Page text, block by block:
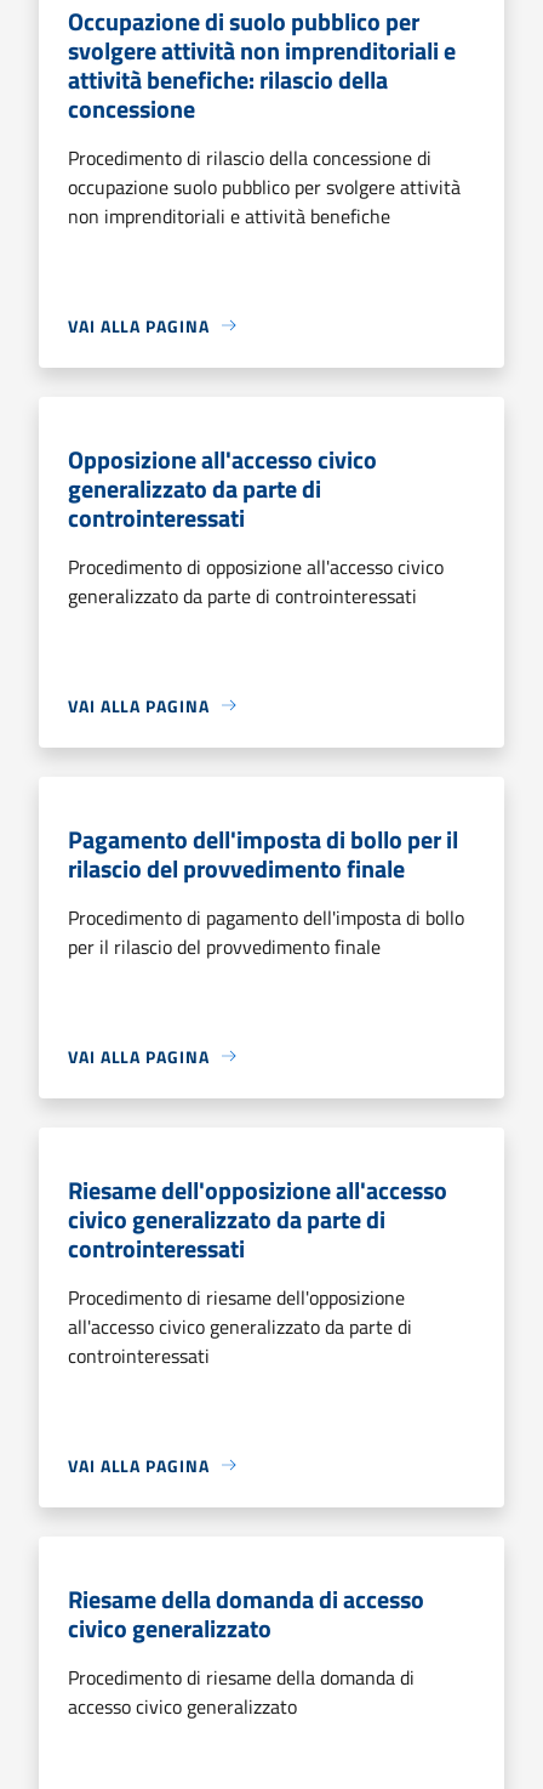
Occupazione di suolo pubblico per
svolgere attività non imprenditoriali e
attività benefiche: rilascio della
concessione
Procedimento di rilascio della concessione di
occupazione suolo pubblico per svolgere attività
non imprenditoriali e attività benefiche
VAI ALLA PAGINA
Opposizione all'accesso civico
generalizzato da parte di
controinteressati
Procedimento di opposizione all'accesso civico
generalizzato da parte di controinteressati
VAI ALLA PAGINA
Pagamento dell'imposta di bollo per il
rilascio del provvedimento finale
Procedimento di pagamento dell'imposta di bollo
per il rilascio del provvedimento finale
VAI ALLA PAGINA
Riesame dell'opposizione all'accesso
civico generalizzato da parte di
controinteressati
Procedimento di riesame dell'opposizione
all'accesso civico generalizzato da parte di
controinteressati
VAI ALLA PAGINA
Riesame della domanda di accesso
civico generalizzato
Procedimento di riesame della domanda di
accesso civico generalizzato